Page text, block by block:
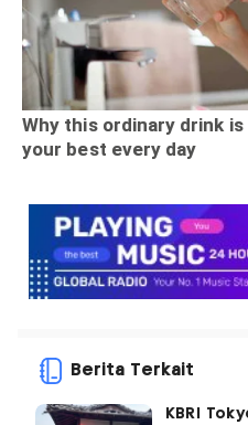
Berita Terkait
KBRI